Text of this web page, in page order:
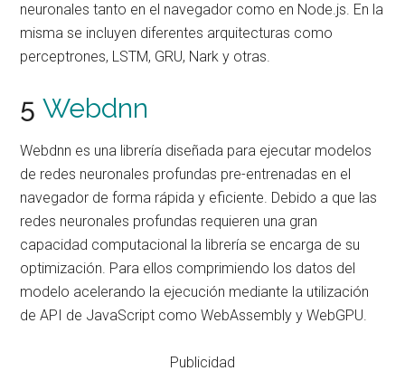
neuronales tanto en el navegador como en Node.js. En la
misma se incluyen diferentes arquitecturas como
perceptrones, LSTM, GRU, Nark y otras.
5Webdnn
Webdnn es una librería diseñada para ejecutar modelos
de redes neuronales profundas pre-entrenadas en el
navegador de forma rápida y eficiente. Debido a que las
redes neuronales profundas requieren una gran
capacidad computacional la librería se encarga de su
optimización. Para ellos comprimiendo los datos del
modelo acelerando la ejecución mediante la utilización
de API de JavaScript como WebAssembly y WebGPU.
Publicidad